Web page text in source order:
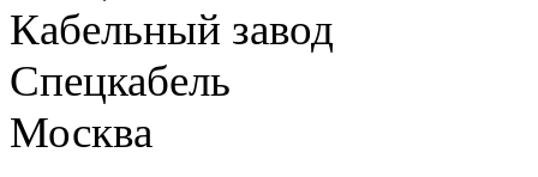
Кабельный завод
Спецкабель
Москва